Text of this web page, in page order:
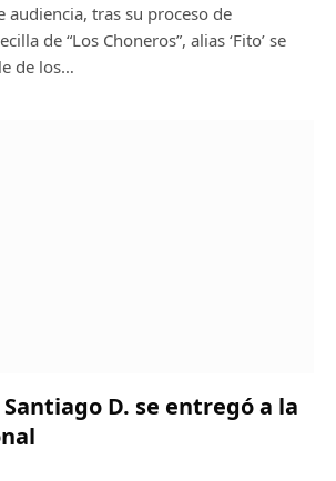
audiencia, tras su proceso de
de “Los Choneros”, alias ‘Fito’ se
de los…
D. se entregó a la